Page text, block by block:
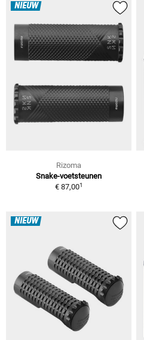
NIEUW
Rizoma
Snake-voetsteunen
€ 87,001
NIEUW